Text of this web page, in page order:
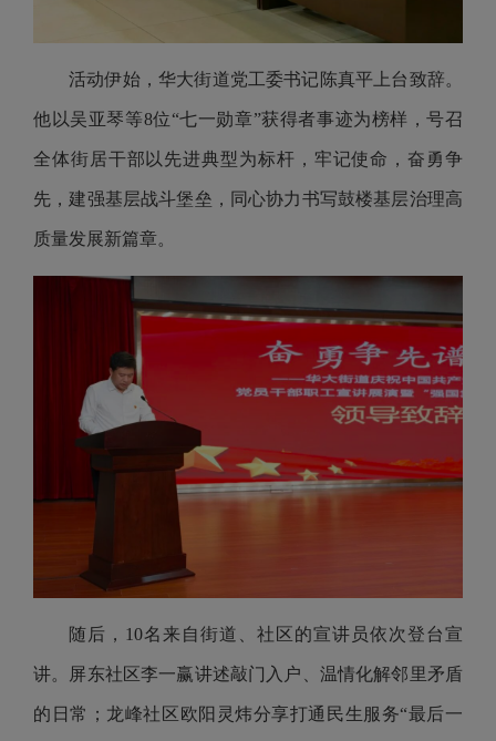
活动伊始，华大街道党工委书记陈真平上台致辞。
他以吴亚琴等8位“七一勋章”获得者事迹为榜样，号召
全体街居干部以先进典型为标杆，牢记使命，奋勇争
先，建强基层战斗堡垒，同心协力书写鼓楼基层治理高
质量发展新篇章。
随后，10名来自街道、社区的宣讲员依次登台宣
讲。屏东社区李一赢讲述敲门入户、温情化解邻里矛盾
的日常；龙峰社区欧阳灵炜分享打通民生服务“最后一